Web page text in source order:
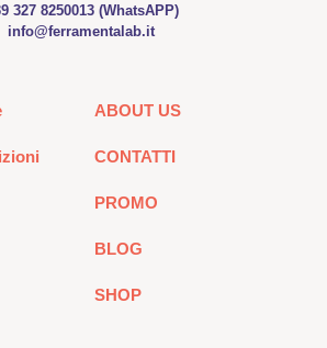
327 8250013 (WhatsAPP)
info@ferramentalab.it
ABOUT US
CONTATTI
PROMO
BLOG
SHOP